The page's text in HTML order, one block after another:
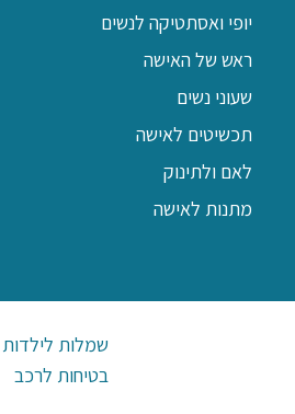
יופי ואסתטיקה לנשים
ראש של האישה
שעוני נשים
תכשיטים לאישה
לאם ולתינוק
מתנות לאישה
שמלות לילדות
בטיחות לרכב